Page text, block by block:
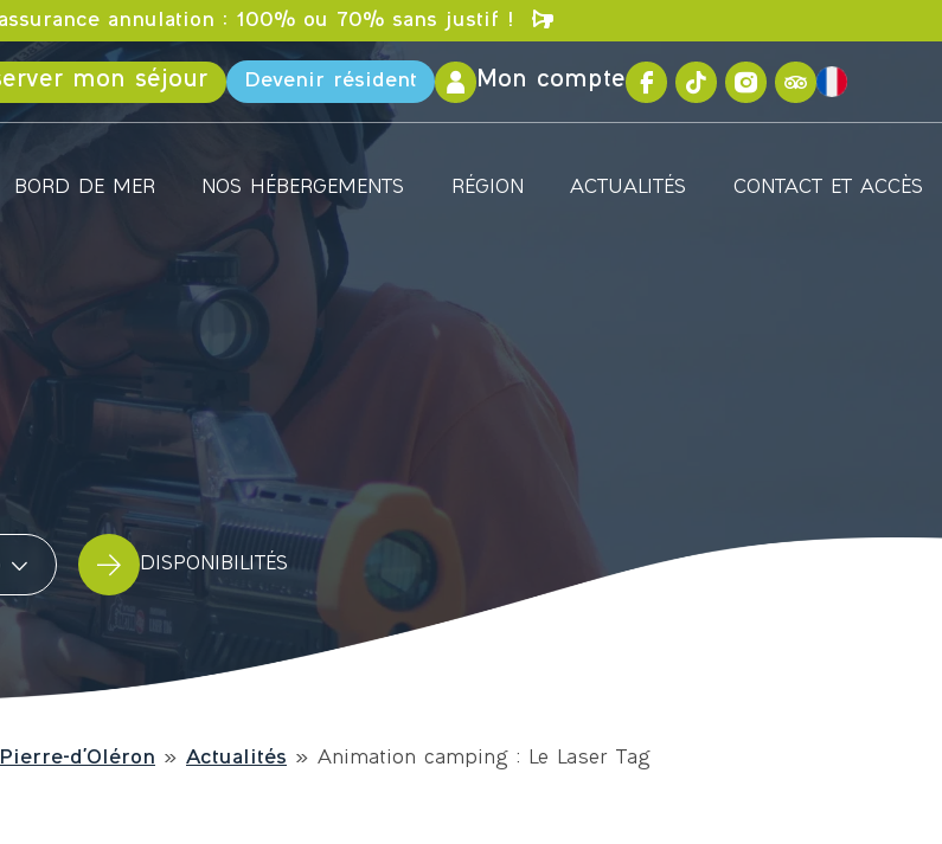
annulation : 100% ou 70% sans justif !
mon séjour Devenir résident Mon compte
BORD DE MER NOS HÉBERGEMENTS RÉGION ACTUALITÉS CONTACT ET ACCÈS
DISPONIBILITÉS
d'Oléron » Actualités » Animation camping : Le Laser Tag